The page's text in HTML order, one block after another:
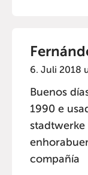
6. Juli 2018
Buenos
1990 e
stadtwerke
compañía